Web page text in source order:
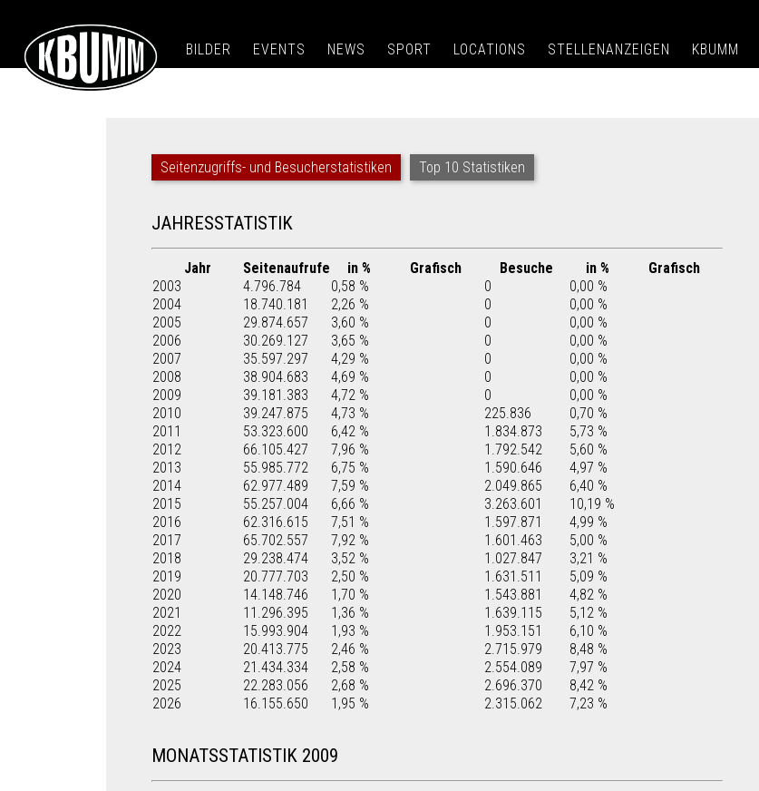
BILDER EVENTS NEWS SPORT LOCATIONS STELLENANZEIGEN KBUMM
Seitenzugriffs- und Besucherstatistiken Top 10 Statistiken
JAHRESSTATISTIK
Jahr Seitenaufrufe in % Grafisch Besuche in %
Grafisch
2003
4.796.784 0,58 % 0
0,00 %
2004
18.740.181 2,26 % 0
0,00 %
2005
29.874.657 3,60 % 0
0,00 %
2006
30.269.127 3,65 % 0
0,00 %
2007
35.597.297 4,29 % 0
0,00 %
2008
38.904.683 4,69 % 0
0,00 %
2009
39.181.383 4,72 % 0
0,00 %
2010
39.247.875 4,73 % 225.836
0,70 %
2011
53.323.600 6,42 % 1.834.873
5,73 %
2012
66.105.427 7,96 % 1.792.542
5,60 %
2013
55.985.772 6,75 % 1.590.646
4,97 %
2014
62.977.489 7,59 % 2.049.865
6,40 %
2015
55.257.004 6,66 % 3.263.601
10,19 %
2016
62.316.615 7,51 % 1.597.871
4,99 %
2017
65.702.557 7,92 % 1.601.463
5,00 %
2018
29.238.474 3,52 % 1.027.847
3,21 %
2019
20.777.703 2,50 % 1.631.511
5,09 %
2020
14.148.746 1,70 % 1.543.881
4,82 %
2021
11.296.395 1,36 % 1.639.115
5,12 %
2022
15.993.904 1,93 % 1.953.151
6,10 %
2023
20.413.775 2,46 % 2.715.979
8,48 %
2024
21.434.334 2,58 % 2.554.089
7,97 %
2025
22.283.056 2,68 % 2.696.370
8,42 %
2026
16.155.650 1,95 % 2.315.062 7,23 %
MONATSSTATISTIK 2009